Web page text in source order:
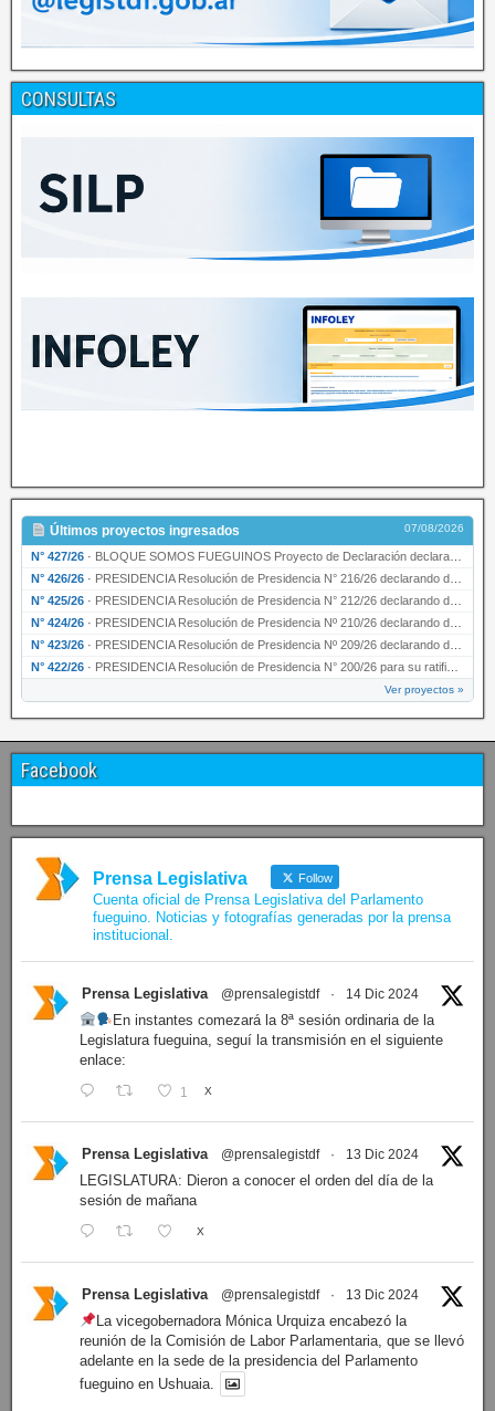
CONSULTAS
Últimos proyectos ingresados 07/08/2026
N° 427/26 · BLOQUE SOMOS FUEGUINOS Proyecto de Declaración declarando de interés provincial PRESIDENCI…
N° 426/26 · PRESIDENCIA Resolución de Presidencia N° 216/26 declarando de interés provincial la labor …
N° 425/26 · PRESIDENCIA Resolución de Presidencia N° 212/26 declarando de interés provincial el “50° A…
N° 424/26 · PRESIDENCIA Resolución de Presidencia Nº 210/26 declarando de interés provincial el proyec…
N° 423/26 · PRESIDENCIA Resolución de Presidencia Nº 209/26 declarando de interés provincial la presen…
N° 422/26 · PRESIDENCIA Resolución de Presidencia N° 200/26 para su ratificación.
Ver proyectos »
Facebook
Prensa Legislativa Follow
Cuenta oficial de Prensa Legislativa del Parlamento
fueguino. Noticias y fotografías generadas por la prensa
institucional.
Prensa Legislativa @prensalegistdf · 14 Dic 2024
En instantes comezará la 8ª sesión ordinaria de la
Legislatura fueguina, seguí la transmisión en el siguiente
enlace:
1 X
Prensa Legislativa @prensalegistdf · 13 Dic 2024
LEGISLATURA: Dieron a conocer el orden del día de la
sesión de mañana
X
Prensa Legislativa @prensalegistdf · 13 Dic 2024
La vicegobernadora Mónica Urquiza encabezó la
reunión de la Comisión de Labor Parlamentaria, que se llevó
adelante en la sede de la presidencia del Parlamento
fueguino en Ushuaia.